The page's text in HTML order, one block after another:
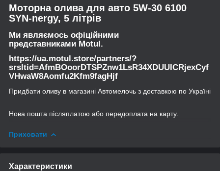
Моторна олива для авто 5W-30 6100
SYN-nergy, 5 літрів
Ми являємось офіційними
представниками Motul.
https://ua.motul.store/partners/?
srsltid=AfmBOoorDTSPZnw1LsR34XDUUICRjexCyf
VHwaW8Aomfu2Kfm9fagHjf
Придбати оливу в магазині Автомелочь з доставкою по Україні
Нова пошта післяплатою або передоплата на карту.
Приховати
Характеристики